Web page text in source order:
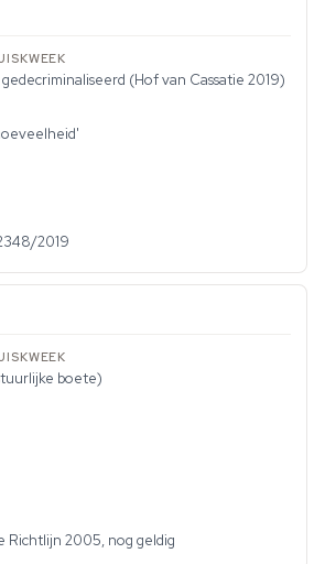
(Hof van Cassatie 2019)
2019
boete)
Richtlijn 2005, nog geldig